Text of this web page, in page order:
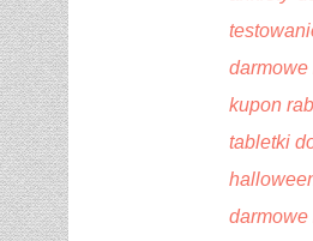
darmowe
kupon
tabletki
darmowe